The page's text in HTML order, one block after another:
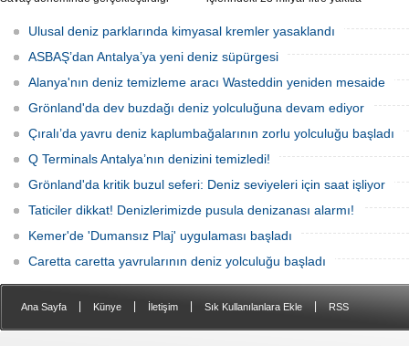
radyoaktif atıkların üzerini kapatan Runit
Kubbesi, çevresel riskler ve deniz
seviyesindeki yükselmeler nedeniyle
tartışma konusu olmaya devam ediyor.
enkazlardan olası petrol sızıntılarının
deniz ekosistemleri için büyük bir tehdit
oluşturduğunu belirtiyor.
Ulusal deniz parklarında kimyasal kremler yasaklandı
ASBAŞ’dan Antalya’ya yeni deniz süpürgesi
Alanya'nın deniz temizleme aracı Wasteddin yeniden mesaide
Grönland'da dev buzdağı deniz yolculuğuna devam ediyor
Çıralı’da yavru deniz kaplumbağalarının zorlu yolculuğu başladı
Q Terminals Antalya’nın denizini temizledi!
Grönland'da kritik buzul seferi: Deniz seviyeleri için saat işliyor
Taticiler dikkat! Denizlerimizde pusula denizanası alarmı!
Kemer'de 'Dumansız Plaj' uygulaması başladı
Caretta caretta yavrularının deniz yolculuğu başladı
Ana Sayfa Künye İletişim Sık Kullanılanlara Ekle RSS